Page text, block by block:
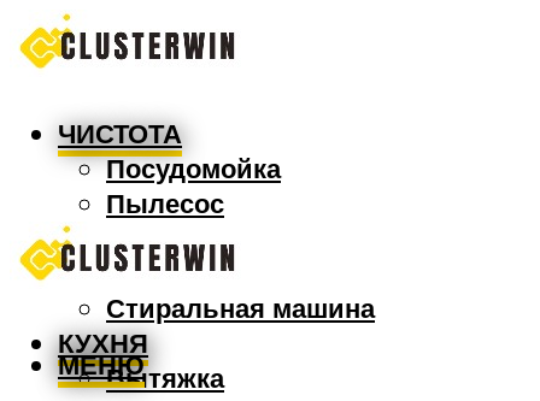
ЧИСТОТА
Посудомойка
Пылесос
Утюг
Швабра
Стиральная машина
КУХНЯ
Вытяжка
МЕНЮ